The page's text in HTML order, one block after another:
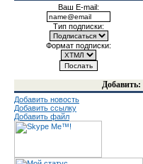
Ваш E-mail:
Тип подписки:
Формат подписки:
Добавить:
Добавить новость
Добавить ссылку
Добавить файл